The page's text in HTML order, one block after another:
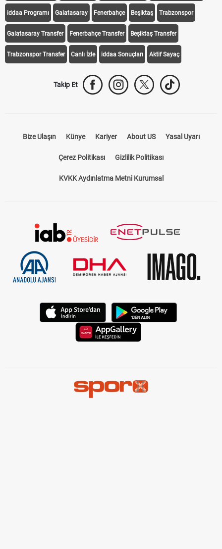
iddaa Programı Galatasaray Fenerbahçe Beşiktaş Trabzonspor
Galatasaray Transfer Fenerbahçe Transfer Beşiktaş Transfer
Trabzonspor Transfer Canlı İzle iddaa Sonuçları Aktif Sayaç
Takip Et
Bize Ulaşın Künye Kariyer About US Yasal Uyarı
Çerez Politikası Gizlilik Politikası
KVKK Aydınlatma Metni Kurumsal